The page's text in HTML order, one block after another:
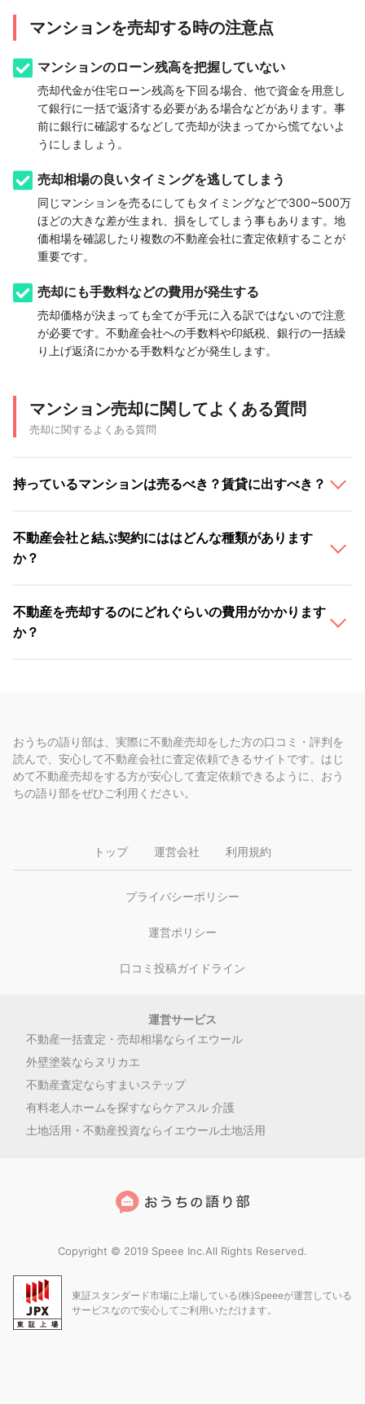
マンションを売却する時の注意点
マンションのローン残高を把握していない
売却代金が住宅ローン残高を下回る場合、他で資金を用意し
て銀行に一括で返済する必要がある場合などがあります。事
前に銀行に確認するなどして売却が決まってから慌てないよ
うにしましょう。
売却相場の良いタイミングを逃してしまう
同じマンションを売るにしてもタイミングなどで300~500万
ほどの大きな差が生まれ、損をしてしまう事もあります。地
価相場を確認したり複数の不動産会社に査定依頼することが
重要です。
売却にも手数料などの費用が発生する
売却価格が決まっても全てが手元に入る訳ではないので注意
が必要です。不動産会社への手数料や印紙税、銀行の一括繰
り上げ返済にかかる手数料などが発生します。
マンション売却に関してよくある質問
売却に関するよくある質問
持っているマンションは売るべき？賃貸に出すべき？
不動産会社と結ぶ契約にははどんな種類があります
か？
不動産を売却するのにどれぐらいの費用がかかります
か？
おうちの語り部は、実際に不動産売却をした方の口コミ・評判を
読んで、安心して不動産会社に査定依頼できるサイトです。はじ
めて不動産売却をする方が安心して査定依頼できるように、おう
ちの語り部をぜひご利用ください。
トップ 運営会社 利用規約
プライバシーポリシー
運営ポリシー
口コミ投稿ガイドライン
運営サービス
不動産一括査定・売却相場ならイエウール
外壁塗装ならヌリカエ
不動産査定ならすまいステップ
有料老人ホームを探すならケアスル 介護
土地活用・不動産投資ならイエウール土地活用
Copyright © 2019 Speee Inc.All Rights Reserved.
東証スタンダード市場に上場している(株)Speeeが運営している
サービスなので安心してご利用いただけます。